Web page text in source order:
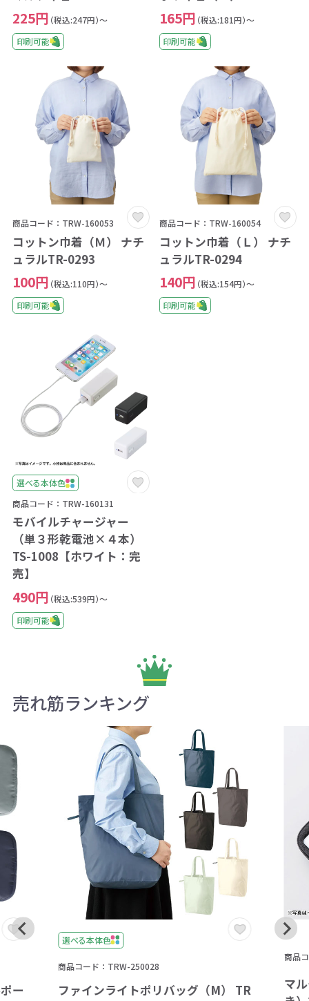
225円 （税込:247円）～
印刷可能
165円 （税込:181円）～
印刷可能
商品コード：TRW-160053
コットン巾着（Ｍ） ナチ
ュラルTR-0293
100円 （税込:110円）～
印刷可能
商品コード：TRW-160054
コットン巾着（Ｌ） ナチ
ュラルTR-0294
140円 （税込:154円）～
印刷可能
選べる本体色
商品コード：TRW-160131
モバイルチャージャー
（単３形乾電池×４本）
TS-1008【ホワイト：完
売】
490円 （税込:539円）～
印刷可能
売れ筋ランキング
ー
選べる本体色
商品コード：TRW-250028
ファインライトポリバッグ（M） TR
商品
マ